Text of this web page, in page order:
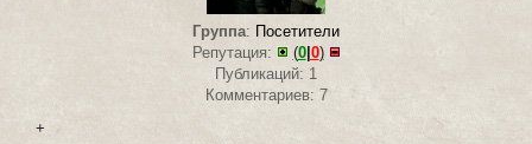
Группа: Посетители
Репутация:
(0| 0)
Публикаций: 1
Комментариев: 7
+